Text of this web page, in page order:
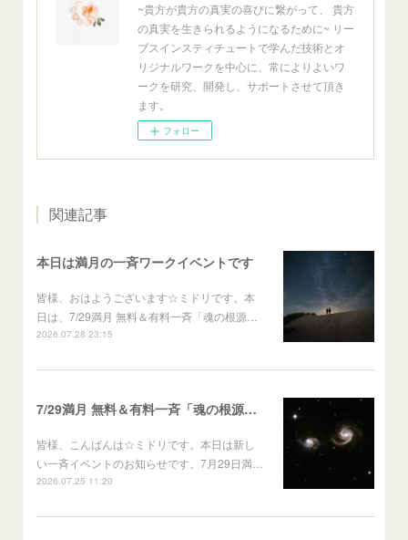
~貴方が貴方の真実の喜びに繋がって、 貴方
の真実を生きられるようになるために~ リー
ブスインスティチュートで学んだ技術とオ
リジナルワークを中心に、常によりよいワ
ークを研究、開発し、サポートさせて頂き
ます。
フォロー
関連記事
本日は満月の一斉ワークイベントです
皆様、おはようございます☆ミドリです。本
日は、7/29満月 無料＆有料一斉「魂の根源…
2026.07.28 23:15
7/29満月 無料＆有料一斉「魂の根源的伴侶の顕現～アセンションパートナーシップ・イニシエーション～」
皆様、こんばんは☆ミドリです。本日は新し
い一斉イベントのお知らせです。7月29日満…
2026.07.25 11:20